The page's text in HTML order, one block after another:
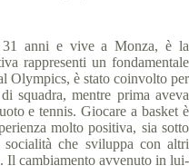
anni e vive a Monza, è la
rappresenti un fondamentale
Olympics, è stato coinvolto per
squadra, mentre prima aveva
e tennis. Giocare a basket è
molto positiva, sia sotto
che sviluppa con altri
Il cambiamento avvenuto in lui-